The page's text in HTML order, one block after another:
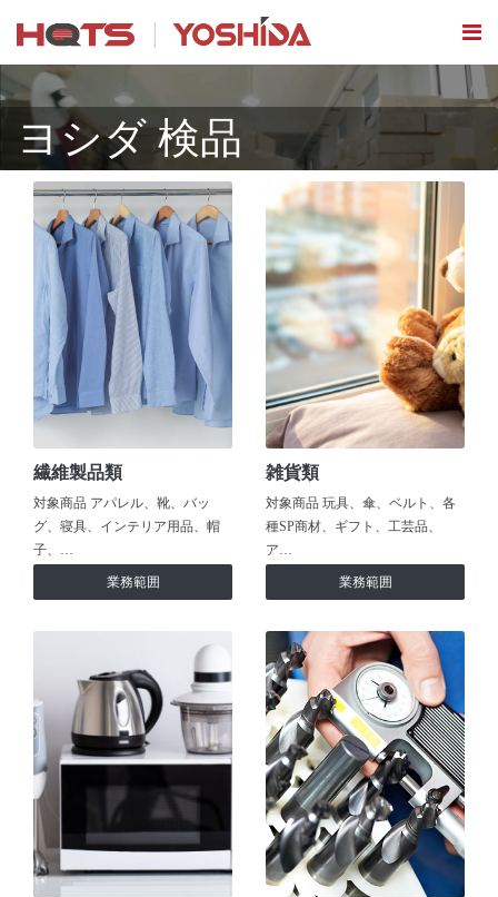
ヨシダ 検品
繊維製品類
対象商品 アパレル、靴、バッ
グ、寝具、インテリア用品、帽
子、…
業務範囲
雑貨類
対象商品 玩具、傘、ベルト、各
種SP商材、ギフト、工芸品、
ア…
業務範囲